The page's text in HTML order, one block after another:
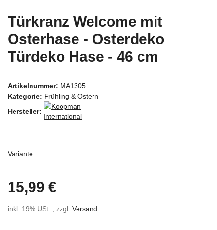
Türkranz Welcome mit
Osterhase - Osterdeko
Türdeko Hase - 46 cm
Artikelnummer: MA1305
Kategorie: Frühling & Ostern
Hersteller:
Variante
15,99 €
inkl. 19% USt. , zzgl. Versand